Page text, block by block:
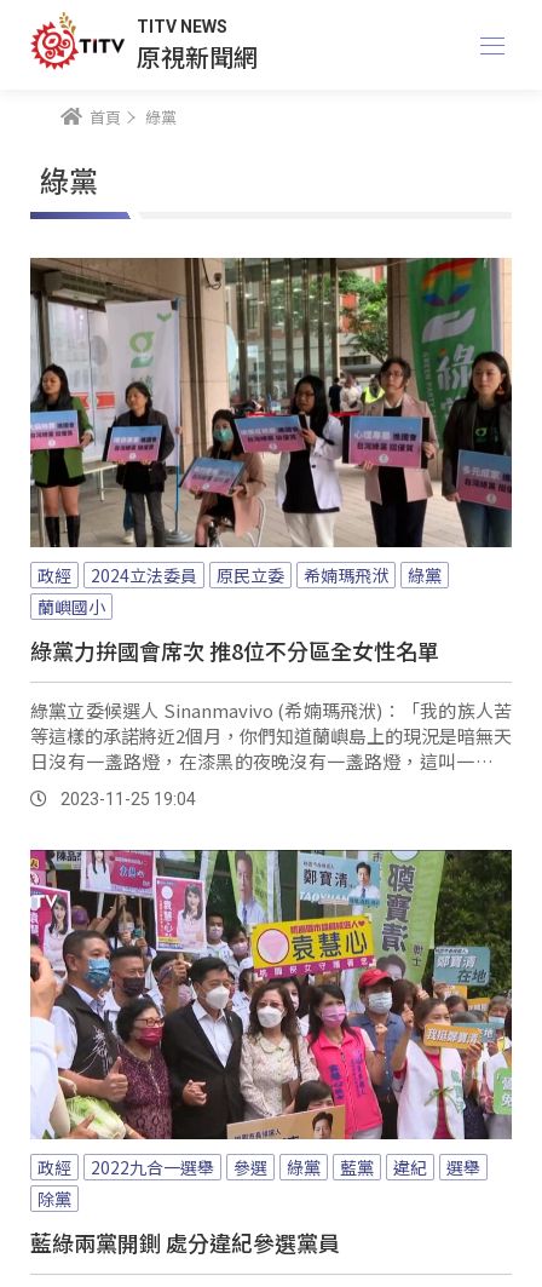
TITV NEWS
原視新聞網
首頁 綠黨
綠黨
政經 2024立法委員 原民立委 希婻瑪飛洑
綠黨
蘭嶼國小
綠黨力拚國會席次 推8位不分區全女性名單
綠黨立委候選人 Sinanmavivo (希婻瑪飛洑)：「我的族人苦
等這樣的承諾將近2個月，你們知道蘭嶼島上的現況是暗無天
日沒有一盞路燈，在漆黑的夜晚沒有一盞路燈，這叫一個默
默承受40多年埋了10萬2...。
2023-11-25 19:04
政經 2022九合一選舉 參選 綠黨 藍黨 違紀
選舉
除黨
藍綠兩黨開鍘 處分違紀參選黨員